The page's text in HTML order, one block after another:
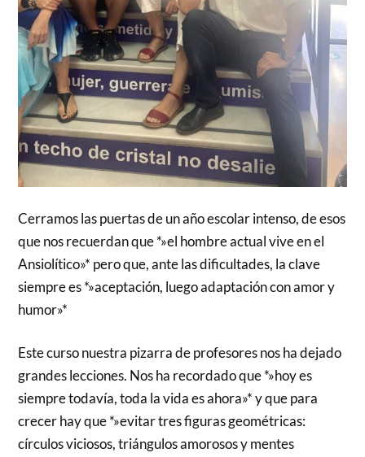
Cerramos las puertas de un año escolar intenso, de esos
que nos recuerdan que *»el hombre actual vive en el
Ansiolítico»* pero que, ante las dificultades, la clave
siempre es *»aceptación, luego adaptación con amor y
humor»*
Este curso nuestra pizarra de profesores nos ha dejado
grandes lecciones. Nos ha recordado que *»hoy es
siempre todavía, toda la vida es ahora»* y que para
crecer hay que *»evitar tres figuras geométricas:
círculos viciosos, triángulos amorosos y mentes